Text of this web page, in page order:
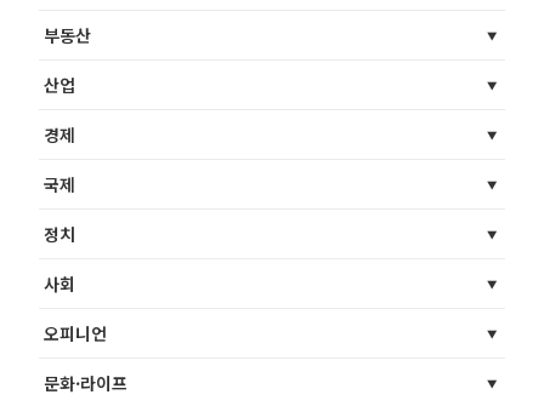
부동산
산업
경제
국제
정치
사회
오피니언
문화·라이프